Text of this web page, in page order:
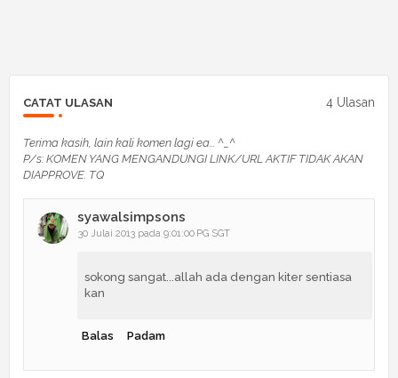
CATAT ULASAN 4 Ulasan
Terima kasih, lain kali komen lagi ea... ^_^
P/s: KOMEN YANG MENGANDUNGI LINK/URL AKTIF TIDAK AKAN
DIAPPROVE. TQ
syawalsimpsons
30 Julai 2013 pada 9:01:00 PG SGT
sokong sangat...allah ada dengan kiter sentiasa
kan
Balas Padam